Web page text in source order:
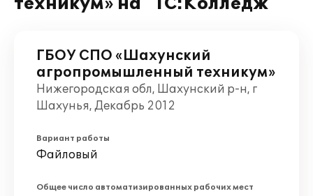
ГБОУ СПО «Шахунский
агропромышленный техникум»
Нижегородская обл, Шахунский р-н, г
Шахунья, Декабрь 2012
Вариант работы
Файловый
Общее число автоматизированных рабочих мест